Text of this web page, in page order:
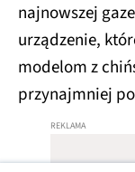
najnowszej
urządzenie,
modelom z
przynajmniej